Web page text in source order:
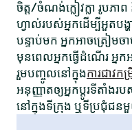
ចិត្ត/ចំណង់ក្លៀវក្លា រូបភា
ហ្វាល់របស់អ្នកដើម្បីអួតប
បន្ទាប់មក អ្នកអាចត្រៀមចា
មុនពេលអ្នកធ្វើដំណើរ អ្នក
រួមបញ្ចូលនៅក្នុងការជាវក
អនុញ្ញាតឲ្យអ្នកប្តូរទីតាំង
នៅក្នុងទីក្រុង ឬទីប្រជុំជន